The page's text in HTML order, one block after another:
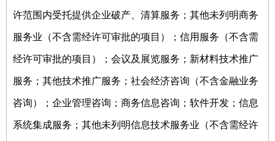
许范围内受托提供企业破产、清算服务；其他未列明商务
服务业（不含需经许可审批的项目）；信用服务（不含需
经许可审批的项目）；会议及展览服务；新材料技术推广
服务；其他技术推广服务；社会经济咨询（不含金融业务
咨询）；企业管理咨询；商务信息咨询；软件开发；信息
系统集成服务；其他未列明信息技术服务业（不含需经许